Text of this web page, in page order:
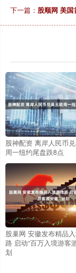
下一篇： 股顺网 美
股神配资 离岸人民币
周一纽约尾盘跌8点
股巢网 安徽发布精品
路 启动“百万入境游客
划